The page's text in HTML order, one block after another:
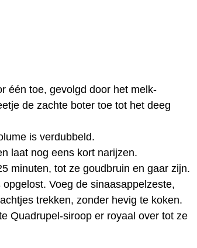
één toe, gevolgd door het melk-
de zachte boter toe tot het deeg
is verdubbeld.
laat nog eens kort narijzen.
minuten, tot ze goudbruin en gaar zijn.
Voeg de sinaasappelzeste,
trekken, zonder hevig te koken.
Quadrupel-siroop er royaal over tot ze